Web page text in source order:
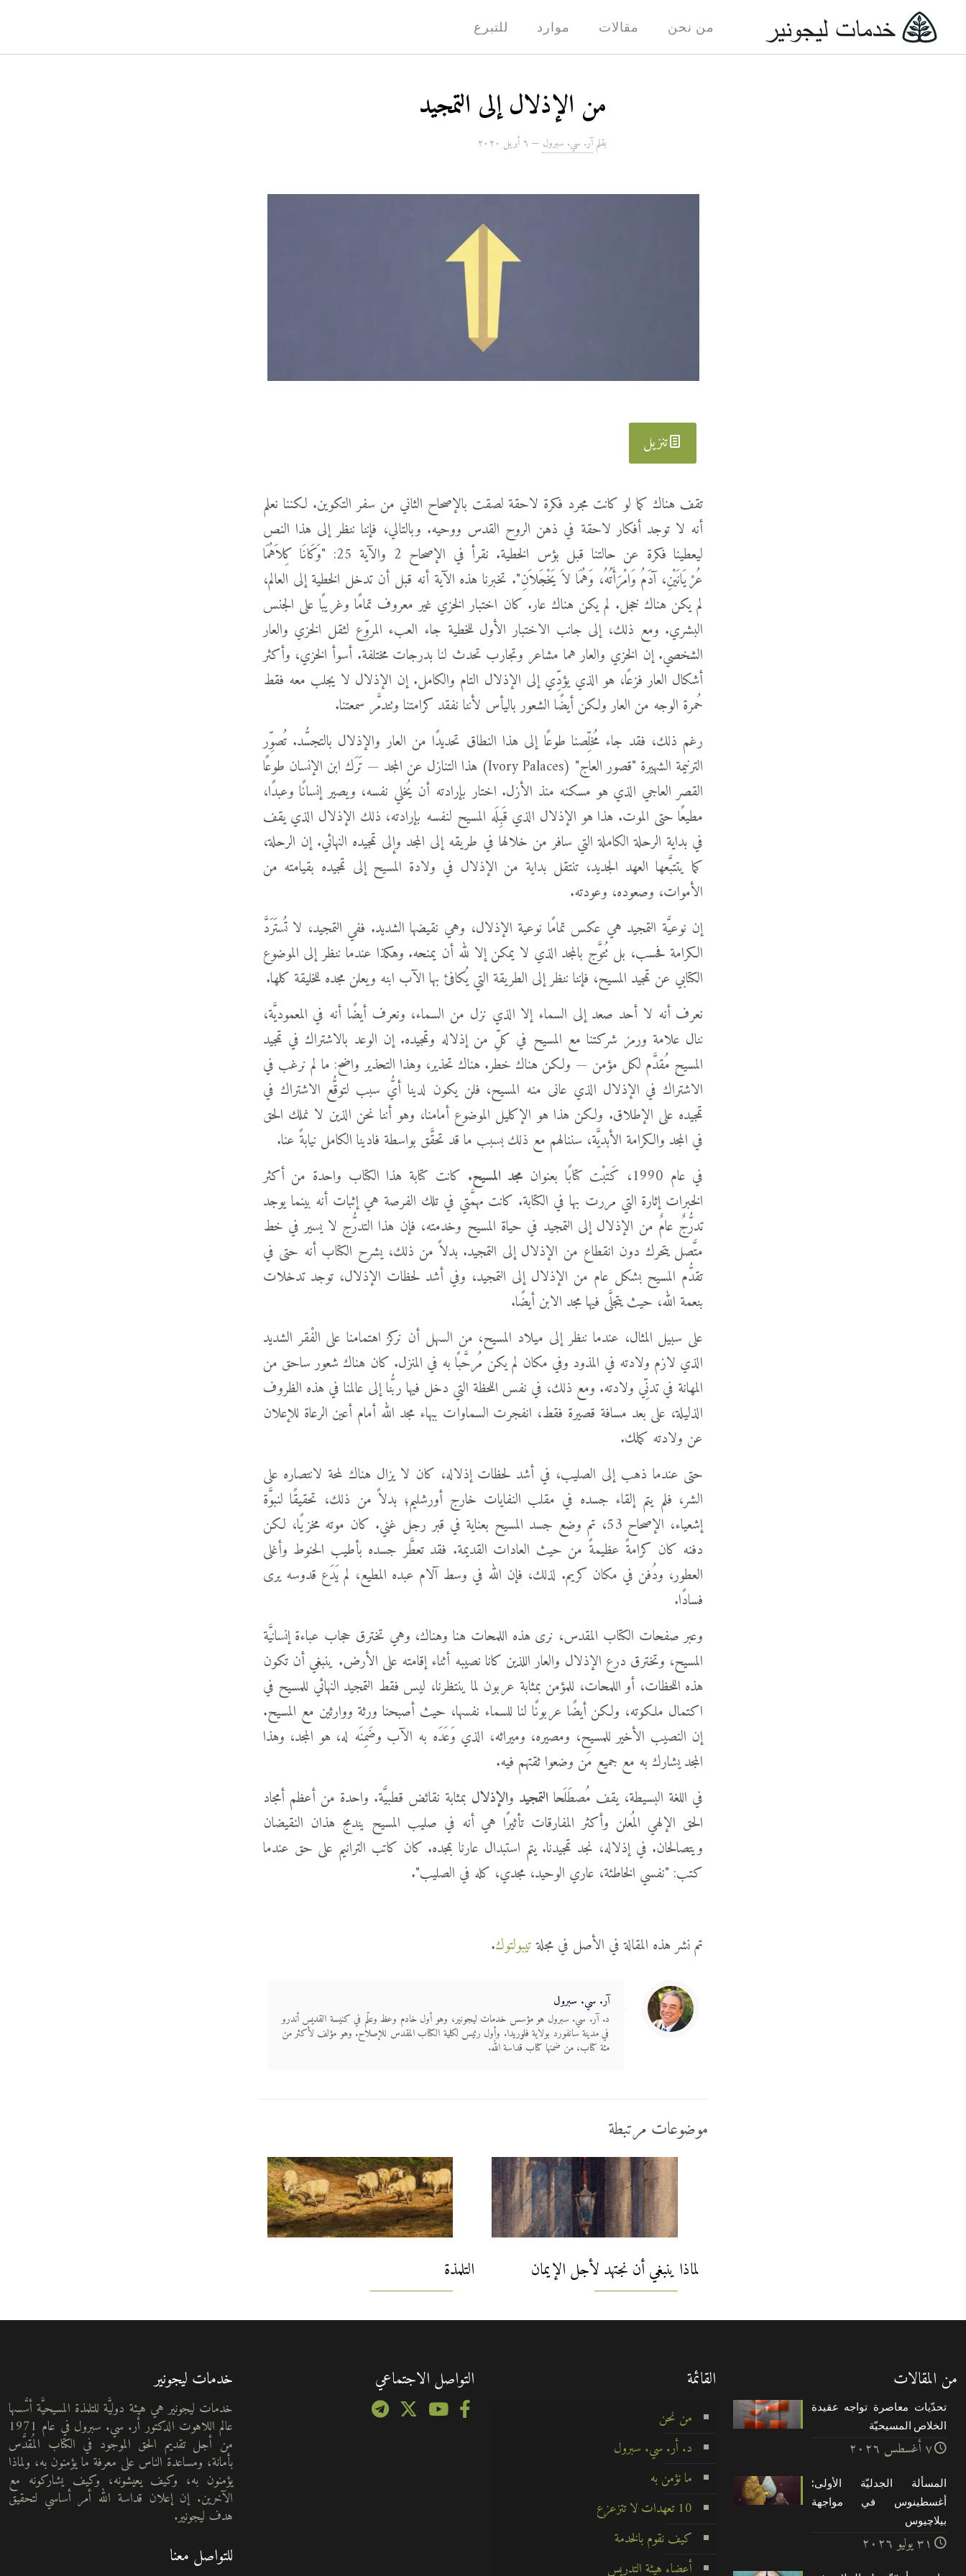
من نحن مقالات موارد للتبرع
من الإذلال إلى التمجيد
بقلم آر. سي. سبرول — ٦ أبريل ۲۰۲۰
تنزيل
تقف هناك كما لو كانت مجرد فكرة لاحقة لصقت بالإصحاح الثاني من سفر التكوين. لكننا نعلم
أنه لا توجد أفكار لاحقة في ذهن الروح القدس ووحيه. وبالتالي، فإننا ننظر إلى هذا النص
ليعطينا فكرة عن حالتنا قبل بؤس الخطية. نقرأ في الإصحاح 2 والآية 25: "وَكَانَا كِلاَهُمَا
عُرْيَانَيْنِ، آدَمُ وَامْرَأَتُهُ، وَهُمَا لاَ يَخْجَلاَنِ". تخبرنا هذه الآية أنه قبل أن تدخل الخطية إلى العالم،
لم يكن هناك خجل. لم يكن هناك عار. كان اختبار الخزي غير معروف تمامًا وغريبًا على الجنس
البشري. ومع ذلك، إلى جانب الاختبار الأول للخطية جاء العبء المروِّع لثقل الخزي والعار
الشخصي. إن الخزي والعار هما مشاعر وتجارب تحدث لنا بدرجات مختلفة. أسوأ الخزي، وأكثر
أشكال العار فزعًا، هو الذي يؤدِّي إلى الإذلال التام والكامل. إن الإذلال لا يجلب معه فقط
حُمرة الوجه من العار ولكن أيضًا الشعور باليأس لأننا نفقد كرامتنا وتتدمَّر سمعتنا.
رغم ذلك، فقد جاء مُخلِّصنا طوعًا إلى هذا النطاق تحديدًا من العار والإذلال بالتجسُّد. تُصوِّر
الترنيمة الشهيرة "قصور العاج" (Ivory Palaces) هذا التنازل عن المجد — تَرَك ابن الإنسان طوعًا
القصر العاجي الذي هو مسكنه منذ الأزل. اختار بإرادته أن يُخلي نفسه، ويصير إنسانًا وعبدًا،
مطيعًا حتى الموت. هذا هو الإذلال الذي قَبِلَه المسيح لنفسه بإرادته، ذلك الإذلال الذي يقف
في بداية الرحلة الكاملة التي سافر من خلالها في طريقه إلى المجد وإلى تمجيده النهائي. إن الرحلة،
كما يتتبَّعها العهد الجديد، تنتقل بداية من الإذلال في ولادة المسيح إلى تمجيده بقيامته من
الأموات، وصعوده، وعودته.
إن نوعيَّة التمجيد هي عكس تمامًا نوعية الإذلال، وهي نقيضها الشديد. ففي التمجيد، لا تُستَرَدَّ
الكرامة فحسب، بل تُتوَّج بالمجد الذي لا يمكن إلا لله أن يمنحه. وهكذا عندما ننظر إلى الموضوع
الكتابي عن تمجيد المسيح، فإننا ننظر إلى الطريقة التي يُكافئ بها الآب ابنه ويعلن مجده للخليقة كلها.
نعرف أنه لا أحد صعد إلى السماء إلا الذي نزل من السماء، ونعرف أيضًا أنه في المعموديَّة،
ننال علامة ورمز شركتنا مع المسيح في كلِّ من إذلاله وتمجيده. إن الوعد بالاشتراك في تمجيد
المسيح مُقدَّم لكل مؤمن — ولكن هناك خطر. هناك تحذير، وهذا التحذير واضح: ما لم نرغب في
الاشتراك في الإذلال الذي عانى منه المسيح، فلن يكون لدينا أيُّ سبب لتوقُّع الاشتراك في
تمجيده على الإطلاق. ولكن هذا هو الإكليل الموضوع أمامنا، وهو أننا نحن الذين لا نملك الحق
في المجد والكرامة الأبديَّة، سننالهم مع ذلك بسبب ما قد تحقَّق بواسطة فادينا الكامل نيابةً عنا.
في عام 1990، كَتبْت كتابًا بعنوان
مجد المسيح. كانت كتابة هذا الكتاب واحدة من أكثر
الخبرات إثارة التي مررت بها في الكتابة. كانت مهمَّتي في تلك الفرصة هي إثبات أنه بينما يوجد
تدرُّجٌ عامٌ من الإذلال إلى التمجيد في حياة المسيح وخدمته، فإن هذا التدرُّج لا يسير في خط
متَّصل يتحرك دون انقطاع من الإذلال إلى التمجيد. بدلاً من ذلك، يشرح الكتاب أنه حتى في
تقدُّم المسيح بشكل عام من الإذلال إلى التمجيد، وفي أشد لحظات الإذلال، توجد تدخلات
بنعمة الله، حيث يتجلَّى فيها مجد الابن أيضًا.
على سبيل المثال، عندما ننظر إلى ميلاد المسيح، من السهل أن نركز اهتمامنا على الفْقر الشديد
الذي لازم ولادته في المذود وفي مكان لم يكن مُرحَّبًا به في المنزل. كان هناك شعور ساحق من
المهانة في تدنِّي ولادته. ومع ذلك، في نفس اللحظة التي دخل فيها ربُّنا إلى عالمنا في هذه الظروف
الذليلة، على بعد مسافة قصيرة فقط، انفجرت السماوات ببهاء مجد الله أمام أعين الرعاة للإعلان
عن ولادته كملك.
حتى عندما ذهب إلى الصليب، في أشد لحظات إذلاله، كان لا يزال هناك لمحة لانتصاره على
الشر، فلم يتم إلقاء جسده في مقلب النفايات خارج أورشليم؛ بدلاً من ذلك، تحقيقًا لنبوَّة
إشعياء، الإصحاح 53، تم وضع جسد المسيح بعناية في قبر رجل غني. كان موته مخزيًا، لكن
دفنه كان كرامةً عظيمةً من حيث العادات القديمة. فقد تعطَّر جسده بأطيب الحنوط وأغلى
العطور، ودُفن في مكان كريم. لذلك، فإن الله في وسط آلام عبده المطيع، لم يَدَع قدوسه يرى
فسادًا.
وعبر صفحات الكتاب المقدس، نرى هذه اللمحات هنا وهناك، وهي تخترق حجاب عباءة إنسانيَّة
المسيح، وتخترق درع الإذلال والعار اللذين كانا نصيبه أثناء إقامته على الأرض. ينبغي أن تكون
هذه اللحظات، أو اللمحات، للمؤمن بمثابة عربون لما ينتظرنا، ليس فقط التمجيد النهائي للمسيح في
اكتمال ملكوته، ولكن أيضًا عربونًا لنا للسماء نفسها، حيث أصبحنا ورثة ووارثين مع المسيح.
إن النصيب الأخير للمسيح، ومصيره، وميراثه، الذي وَعَدَه به الآب وضَمِنَه له، هو المجد، وهذا
المجد يشارك به مع جميع مَن وضعوا ثقتهم فيه.
في اللغة البسيطة، يقف مُصطَلَحا التمجيد والإذلال بمثابة نقائض قطبيَّة. واحدة من أعظم أمجاد
الحق الإلهي المُعلن وأكثر المفارقات تأثيرًا هي أنه في صليب المسيح يندمج هذان النقيضان
ويتصالحان. في إذلاله، نجد تمجيدنا. يتم استبدال عارنا بمجده. كان كاتب الترانيم على حق عندما
كتب: "نفسي الخاطئة، عاري الوحيد، مجدي، كله في الصليب".
تم نشر هذه المقالة في الأصل في مجلةتيبولتوك.
آر. سي. سبرول
د. آر. سي. سبرول هو مؤسس خدمات ليجونير، وهو أول خادم وعظ وعلّم في كنيسة القديس أندرو
في مدينة سانفورد بولاية فلوريدا. وأول رئيس لكلية الكتاب المقدس للإصلاح. وهو مؤلف لأكثر من
مئة كتاب، من ضمنها كتاب قداسة الله.
موضوعات مرتبطة
لماذا ينبغي أن نجتهد لأجل الإيمان التلمذة
من المقالات
تحدّيات معاصرة تواجه عقيدة
الخلاص المسيحيّة
۷ أغسطس ۲۰۲٦
المسألة الجدليّة الأولى:
أغسطينوس في مواجهة
بيلاچيوس
۳۱ يوليو ۲۰۲٦
القائمة
من نحن
د. أر. سي. سبرول
ما نؤمن به
10 تعهدات لا تتزعزع
كيف نقوم بالخدمة
أعضاء هيئة التدريس
التواصل الاجتماعي خدمات ليجونير
خدمات ليجونير هي هيئة دوليَّة للتلمذة المسيحيَّة أسَّسها
عالم اللاهوت الدكتور أر. سي. سبرول في عام 1971
من أجل تقديم الحق الموجود في الكتاب المُقدَّس
بأمانة، ومساعدة الناس على معرفة ما يؤمنون به، ولماذا
يؤمنون به، وكيف يعيشونه، وكيف يشاركونه مع
الآخرين. إن إعلان قداسة الله أمر أساسي لتحقيق
هدف ليجونير.
للتواصل معنا